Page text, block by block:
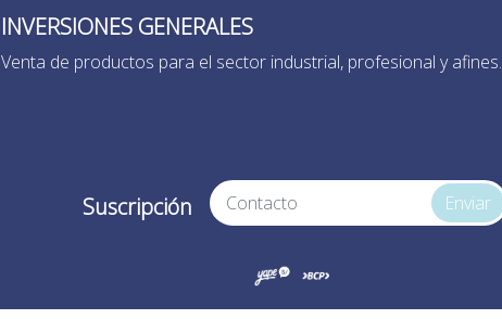
INVERSIONES GENERALES
Venta de productos para el sector industrial, profesional y afines.
Suscripción Enviar